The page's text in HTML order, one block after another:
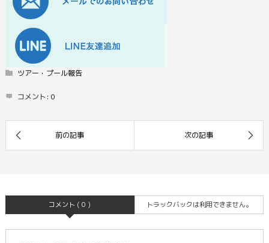
ツアー・プール報告
コメント: 0
コメント ( 0 ) トラックバックは利用できません。